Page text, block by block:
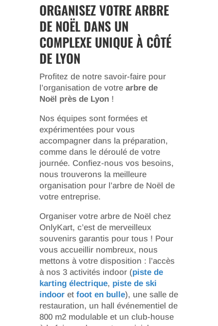
ORGANISEZ VOTRE ARBRE
DE NOËL DANS UN
COMPLEXE UNIQUE À CÔTÉ
DE LYON
Profitez de notre savoir-faire pour
l’organisation de votre arbre de
Noël près de Lyon !
Nos équipes sont formées et
expérimentées pour vous
accompagner dans la préparation,
comme dans le déroulé de votre
journée. Confiez-nous vos besoins,
nous trouverons la meilleure
organisation pour l’arbre de Noël de
votre entreprise.
Organiser votre arbre de Noël chez
OnlyKart, c’est de merveilleux
souvenirs garantis pour tous ! Pour
vous accueillir nombreux, nous
mettons à votre disposition : l’accès
à nos 3 activités indoor (piste de
karting électrique, piste de ski
indoor et foot en bulle), une salle de
restauration, un hall événementiel de
800 m2 modulable et un club-house